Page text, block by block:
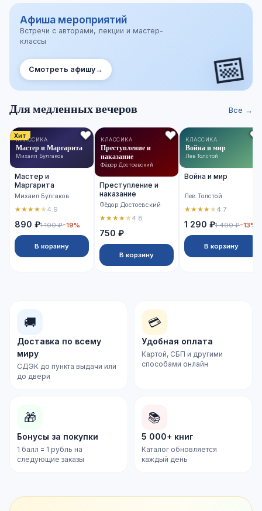
Афиша мероприятий
Встречи с авторами, лекции и мастер-
классы
Смотреть афишу→ 📅
Для медленных вечеров Все →
Хит
КЛАССИКА
Мастер и Маргарита
Михаил Булгаков
Мастер и
Маргарита
Михаил Булгаков
★★★★★4.9
890 ₽1 100 ₽-19%
В корзину
КЛАССИКА
Преступление и
наказание
Фёдор Достоевский
Преступление и
наказание
Фёдор Достоевский
★★★★★4.8
750 ₽
В корзину
КЛАССИКА
Война и мир
Лев Толстой
Война и мир
Лев Толстой
★★★★★4.7
1 290 ₽1 490 ₽-13%
В корзину
🚚
Доставка по всему
миру
СДЭК до пункта выдачи или
до двери
💳
Удобная оплата
Картой, СБП и другими
способами онлайн
🎁
Бонусы за покупки
1 балл = 1 рубль на
следующие заказы
📚
5 000+ книг
Каталог обновляется
каждый день